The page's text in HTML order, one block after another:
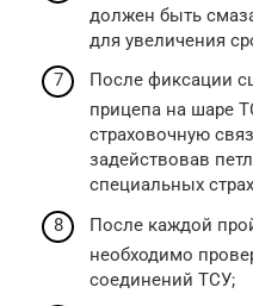
должен быть
для увеличения
После фиксации
прицепа на шаре
страховочную
задействовав
специальных
После каждой
необходимо
соединений ТСУ;